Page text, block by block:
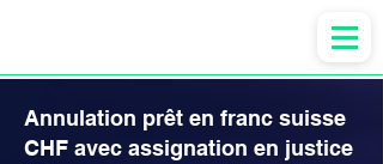
Annulation prêt en franc suisse
CHF avec assignation en justice